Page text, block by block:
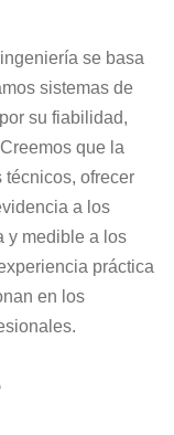
se basa
sistemas de
su fiabilidad,
que la
técnicos, ofrecer
a los
y medible a los
práctica
en los